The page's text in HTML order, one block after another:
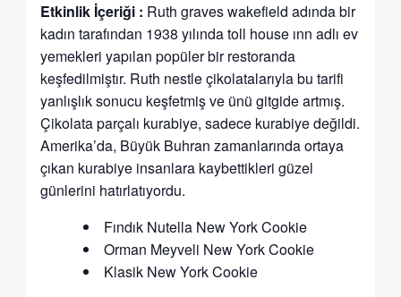
Etkinlik İçeriği : Ruth graves wakefield adında bir
kadın tarafından 1938 yılında toll house ınn adlı ev
yemekleri yapılan popüler bir restoranda
keşfedilmiştır. Ruth nestle çikolatalarıyla bu tarifi
yanlışlık sonucu keşfetmiş ve ünü gitgide artmış.
Çikolata parçalı kurabiye, sadece kurabiye değildi.
Amerika’da, Büyük Buhran zamanlarında ortaya
çıkan kurabiye insanlara kaybettikleri güzel
günlerini hatırlatıyordu.
Fındık Nutella New York Cookie
Orman Meyveli New York Cookie
Klasik New York Cookie